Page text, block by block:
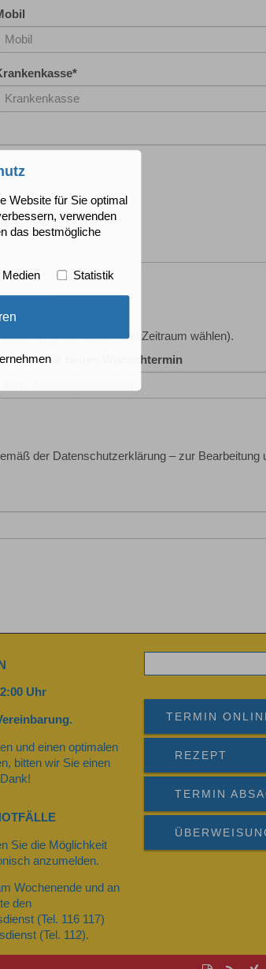
*
(Wunschdatum und Zeitraum wählen).
für neuen Wunschtermin
der Datenschutzerklärung – zur Bearbeitung
Uhr
und einen optimalen
bitten wir Sie einen
Sie die Möglichkeit
anzumelden.
Wochenende und an
den
(Tel. 116 117)
(Tel. 112).
TERMIN
REZEPT
TERMIN
Diese RSS-
Website für Sie optimal
verwenden
das bestmögliche
Medien Statistik